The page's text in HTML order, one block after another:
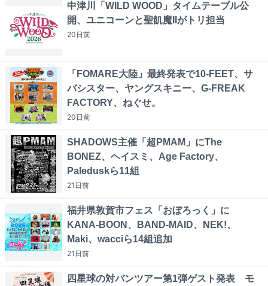
中津川「WILD WOOD」タイムテーブル公
開、ユニコーンと聖飢魔IIがトリ担当
20日前
「FOMARE大陸」最終発表で10-FEET、サ
バシスター、ヤングスキニー、G-FREAK
FACTORY、ねぐせ。
20日前
SHADOWS主催「超PMAM」にThe
BONEZ、ヘイスミ、Age Factory、
Paleduskら11組
21日前
福井県敦賀市フェス「おぼろっく」に
KANA-BOON、BAND-MAID、NEK!、
Maki、wacciら14組追加
21日前
四星球の対バンツアー第1弾ゲスト発表 モ